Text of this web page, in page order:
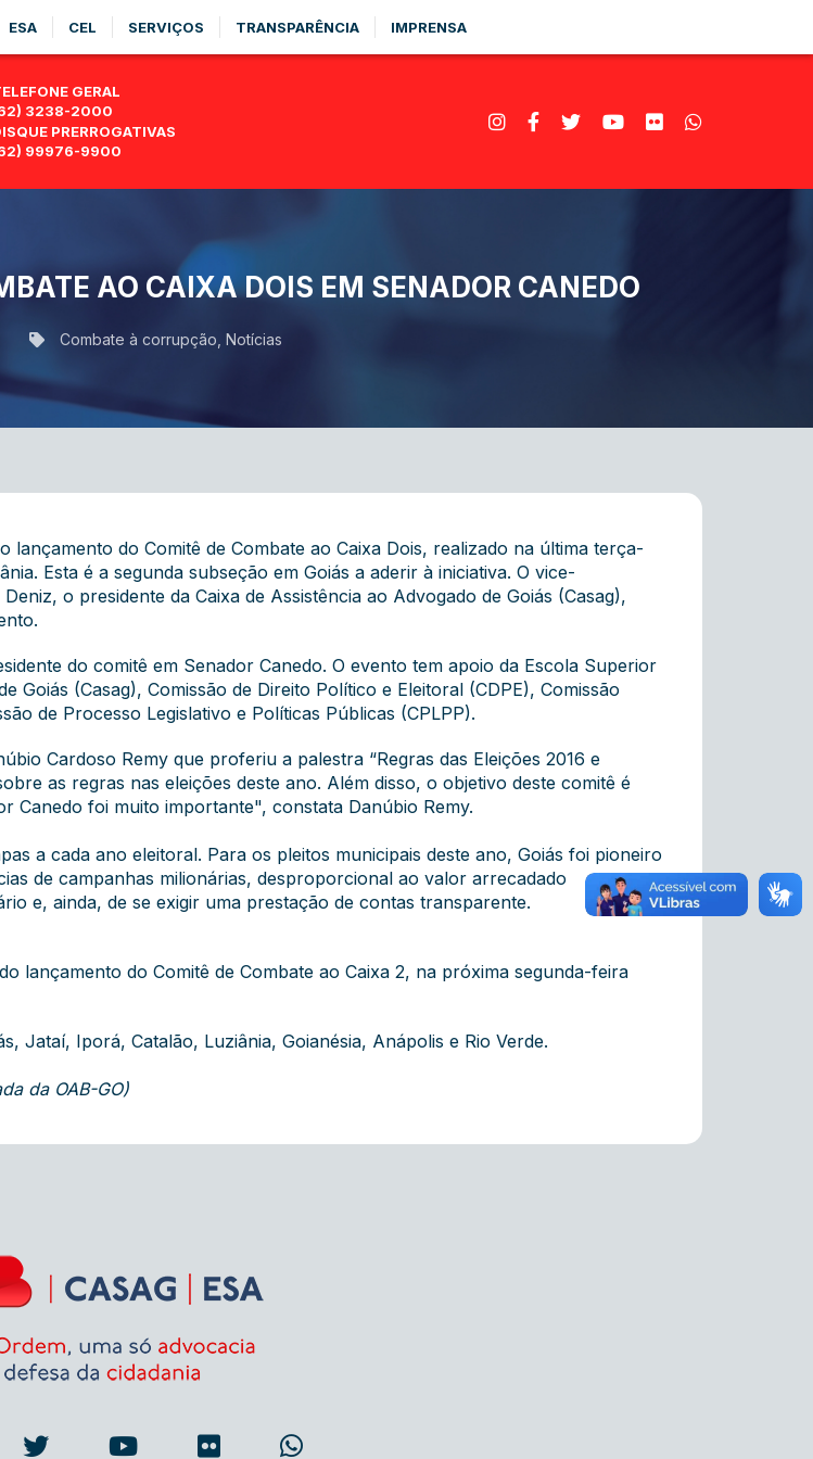
ESA CEL SERVIÇOS TRANSPARÊNCIA IMPRENSA
GERAL
3238-2000
PRERROGATIVAS
99976-9900
AO CAIXA DOIS EM SENADOR CANEDO
Combate à corrupção Notícias
lançamento do Comitê de Combate ao Caixa Dois, realizado na última terça-
Esta é a segunda subseção em Goiás a aderir à iniciativa. O vice-
o presidente da Caixa de Assistência ao Advogado de Goiás (Casag),
do comitê em Senador Canedo. O evento tem apoio da Escola Superior
Goiás (Casag), Comissão de Direito Político e Eleitoral (CDPE), Comissão
de Processo Legislativo e Políticas Públicas (CPLPP).
Cardoso Remy que proferiu a palestra “Regras das Eleições 2016 e
as regras nas eleições deste ano. Além disso, o objetivo deste comitê é
Canedo foi muito importante", constata Danúbio Remy.
a cada ano eleitoral. Para os pleitos municipais deste ano, Goiás foi pioneiro
de campanhas milionárias, desproporcional ao valor arrecadado
e, ainda, de se exigir uma prestação de contas transparente.
lançamento do Comitê de Combate ao Caixa 2, na próxima segunda-feira
Jataí, Iporá, Catalão, Luziânia, Goianésia, Anápolis e Rio Verde.
da OAB-GO)